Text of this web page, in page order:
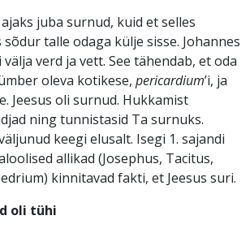
juba surnud, kuid et selles
talle odaga külje sisse. Johannes
verd ja vett. See tähendab, et oda
oleva kotikese, pericardium’i, ja
Jeesus oli surnud. Hukkamist
ning tunnistasid Ta surnuks.
keegi elusalt. Isegi 1. sajandi
allikad (Josephus, Tacitus,
kinnitavad fakti, et Jeesus suri.
oli tühi